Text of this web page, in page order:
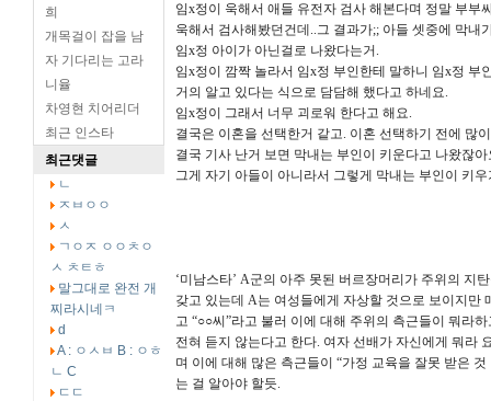
희
개목걸이 잡을 남
자 기다리는 고라
니율
차영현 치어리더
최근 인스타
최근댓글
ㄴ
ㅈㅂㅇㅇ
ㅅ
ㄱㅇㅈ ㅇㅇㅊㅇ
ㅅ ㅊㅌㅎ
말그대로 완전 개
찌라시네ㅋ
d
A : ㅇㅅㅂ B : ㅇㅎ
ㄴ C
ㄷㄷ
임x정이 욱해서 애들 유전자 검사 해본다며 정말 부부
욱해서 검사해봤던건데..그 결과가;; 아들 셋중에 막내
임x정 아이가 아닌걸로 나왔다는거.
임x정이 깜짝 놀라서 임x정 부인한테 말하니 임x정 부
거의 알고 있다는 식으로 담담해 했다고 하네요.
임x정이 그래서 너무 괴로워 한다고 해요.
결국은 이혼을 선택한거 같고. 이혼 선택하기 전에 많
결국 기사 난거 보면 막내는 부인이 키운다고 나왔잖아
그게 자기 아들이 아니라서 그렇게 막내는 부인이 키
‘미남스타’ A군의 아주 못된 버르장머리가 주위의 지
갖고 있는데 A는 여성들에게 자상할 것으로 보이지만
고 “○○씨”라고 불러 이에 대해 주위의 측근들이 뭐라
전혀 듣지 않는다고 한다. 여자 선배가 자신에게 뭐라
며 이에 대해 많은 측근들이 “가정 교육을 잘못 받은
는 걸 알아야 할듯.